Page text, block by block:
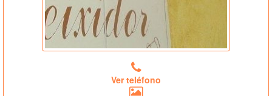
Ver teléfono